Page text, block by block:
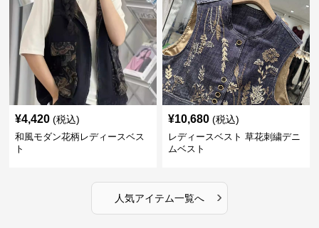
¥4,420 (税込)
和風モダン花柄レディースベス
ト
¥10,680 (税込)
レディースベスト 草花刺繍デニ
ムベスト
人気アイテム一覧へ ›